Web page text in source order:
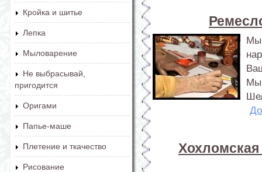
Кройка и шитье
Лепка
Мыловарение
Не выбрасывай,
пригодится
Оригами
Папье-маше
Плетение и ткачество
Рисование
Мы
Хохломская